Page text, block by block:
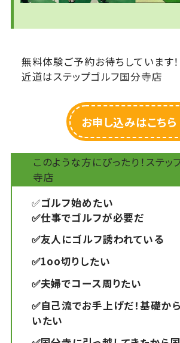
無料体験ご予約お待ちしています
近道はステップゴルフ国分寺店
お申し込みはこちら
このような方にぴったり！ステッ
寺店
✅ゴルフ始めたい
✅仕事でゴルフが必要だ
✅友人にゴルフ誘われている
✅1oo切りしたい
✅夫婦でコース周りたい
✅自己流でお手上げだ！基礎か
いたい